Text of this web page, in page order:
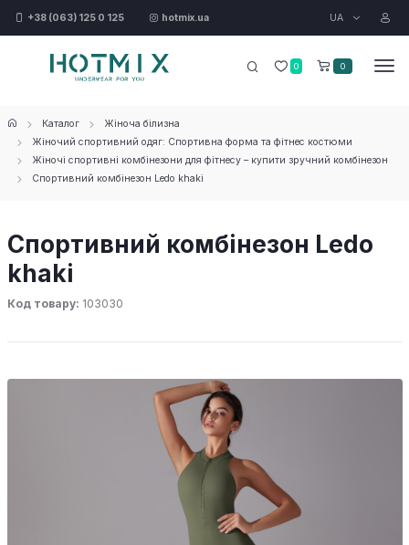
+38 (063) 125 0 125 hotmix.ua UA
0 0
Каталог
Жіноча білизна
Жіночий спортивний одяг: Спортивна форма та фітнес костюми
Жіночі спортивні комбінезони для фітнесу – купити зручний комбінезон
Спортивний комбінезон Ledo khaki
Спортивний комбінезон Ledo
khaki
Код товару: 103030